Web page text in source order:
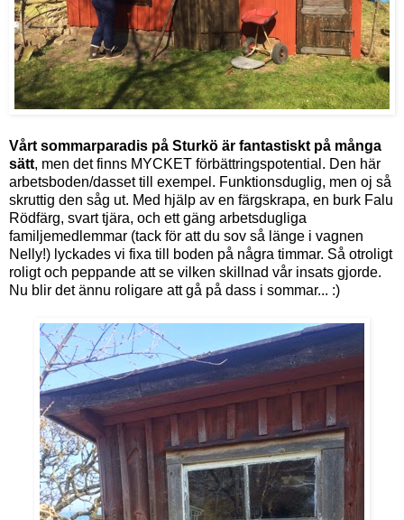
Vårt sommarparadis på Sturkö är fantastiskt på många
sätt, men det finns MYCKET förbättringspotential. Den här
arbetsboden/dasset till exempel. Funktionsduglig, men oj så
skruttig den såg ut. Med hjälp av en färgskrapa, en burk Falu
Rödfärg, svart tjära, och ett gäng arbetsdugliga
familjemedlemmar (tack för att du sov så länge i vagnen
Nelly!) lyckades vi fixa till boden på några timmar. Så otroligt
roligt och peppande att se vilken skillnad vår insats gjorde.
Nu blir det ännu roligare att gå på dass i sommar... :)